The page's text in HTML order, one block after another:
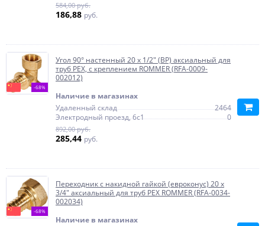
584,00 руб.
186,88 руб.
-68%
Угол 90° настенный 20 x 1/2" (ВР) аксиальный для
труб PEX, с креплением ROMMER (RFA-0009-
002012)
Наличие в магазинах
Удаленный склад
2464
Электродный проезд, 6с1
0
892,00 руб.
285,44 руб.
-68%
Переходник с накидной гайкой (евроконус) 20 x
3/4" аксиальный для труб PEХ ROMMER (RFA-0034-
002034)
Наличие в магазинах